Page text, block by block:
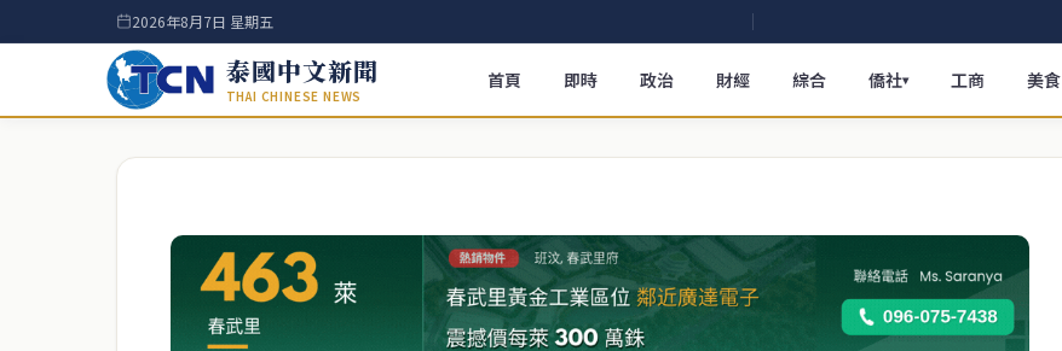
2026年8月7日 星期五
泰國中文新聞
THAI CHINESE NEWS
首頁 即時 政治 財經 綜合 僑社▾ 工商 美食